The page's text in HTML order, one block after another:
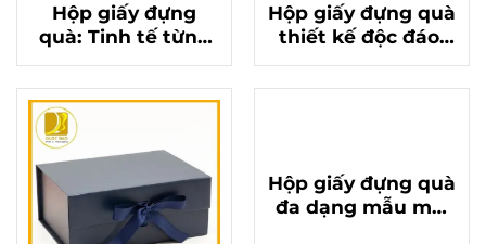
Hộp giấy đựng
quà: Tinh tế từng
đường nét, nâng
tầm món quà của
bạn
Hộp giấy đựng quà
thiết kế độc đáo,
làm say đắm mọi
ánh nhìn
Hộp giấy đựng quà
đa dạng mẫu mã,